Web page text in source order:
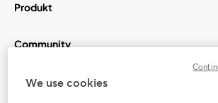
Produkt
Community
StreamYard für
We use cookies